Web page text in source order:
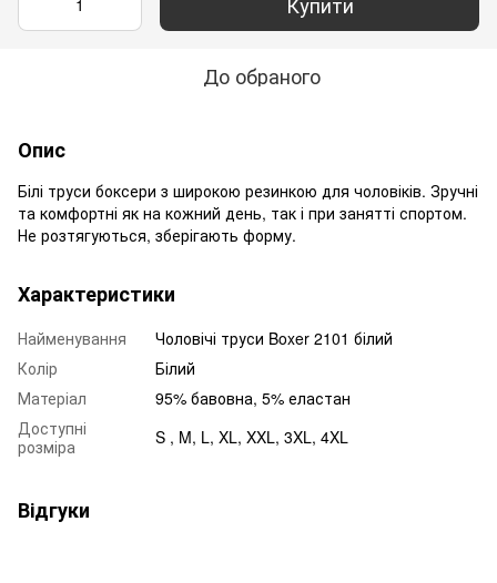
До обраного
Опис
Білі труси боксери з широкою резинкою для чоловіків. Зручні
та комфортні як на кожний день, так і при занятті спортом.
Не розтягуються, зберігають форму.
Характеристики
Найменування
Чоловічі труси Boxer 2101 білий
Колір
Білий
Матеріал
95% бавовна, 5% еластан
Доступні
розміра
S , M, L, XL, XXL, 3XL, 4XL
Відгуки